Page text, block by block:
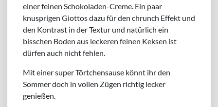
einer feinen Schokoladen-Creme. Ein paar
knusprigen Giottos dazu für den chrunch Effekt und
den Kontrast in der Textur und natürlich ein
bisschen Boden aus leckeren feinen Keksen ist
dürfen auch nicht fehlen.
Mit einer super Törtchensause könnt ihr den
Sommer doch in vollen Zügen richtig lecker
genießen.